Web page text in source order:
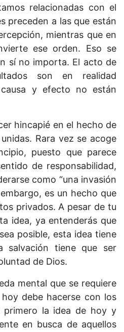
relacionadas con el
preceden a las que están
mientras que en
ese orden. Eso se
sí no importa. El acto de
son en realidad
y efecto no están
hincapié en el hecho de
Rara vez se acoge
puesto que parece
de responsabilidad,
como “una invasión
es un hecho que
privados. A pesar de tu
idea, ya entenderás que
posible, esta idea tiene
salvación tiene que ser
de Dios.
mental que se requiere
debe hacerse con los
primero la idea de hoy y
en busca de aquellos